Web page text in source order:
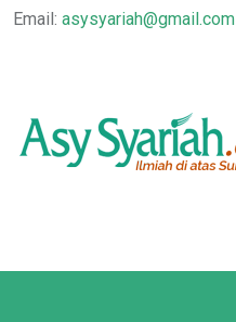
Email: asysyariah@gmail.com